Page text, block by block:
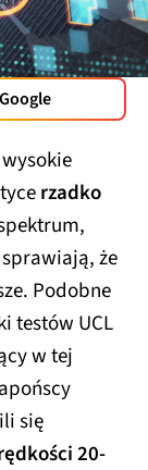
rzadko
że
Podobne
testów UCL
w tej
się
20-